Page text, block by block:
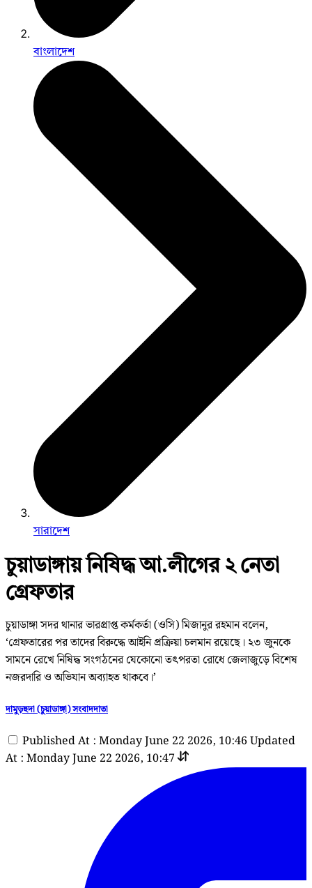
বাংলাদেশ
সারাদেশ
চুয়াডাঙ্গায় নিষিদ্ধ আ.লীগের ২ নেতা
গ্রেফতার
চুয়াডাঙ্গা সদর থানার ভারপ্রাপ্ত কর্মকর্তা (ওসি) মিজানুর রহমান বলেন,
‘গ্রেফতারের পর তাদের বিরুদ্ধে আইনি প্রক্রিয়া চলমান রয়েছে। ২৩ জুনকে
সামনে রেখে নিষিদ্ধ সংগঠনের যেকোনো তৎপরতা রোধে জেলাজুড়ে বিশেষ
নজরদারি ও অভিযান অব্যাহত থাকবে।’
দামুড়হুদা (চুয়াডাঙ্গা) সংবাদদাতা
Published At : Monday June 22 2026, 10:46 Updated
At : Monday June 22 2026, 10:47